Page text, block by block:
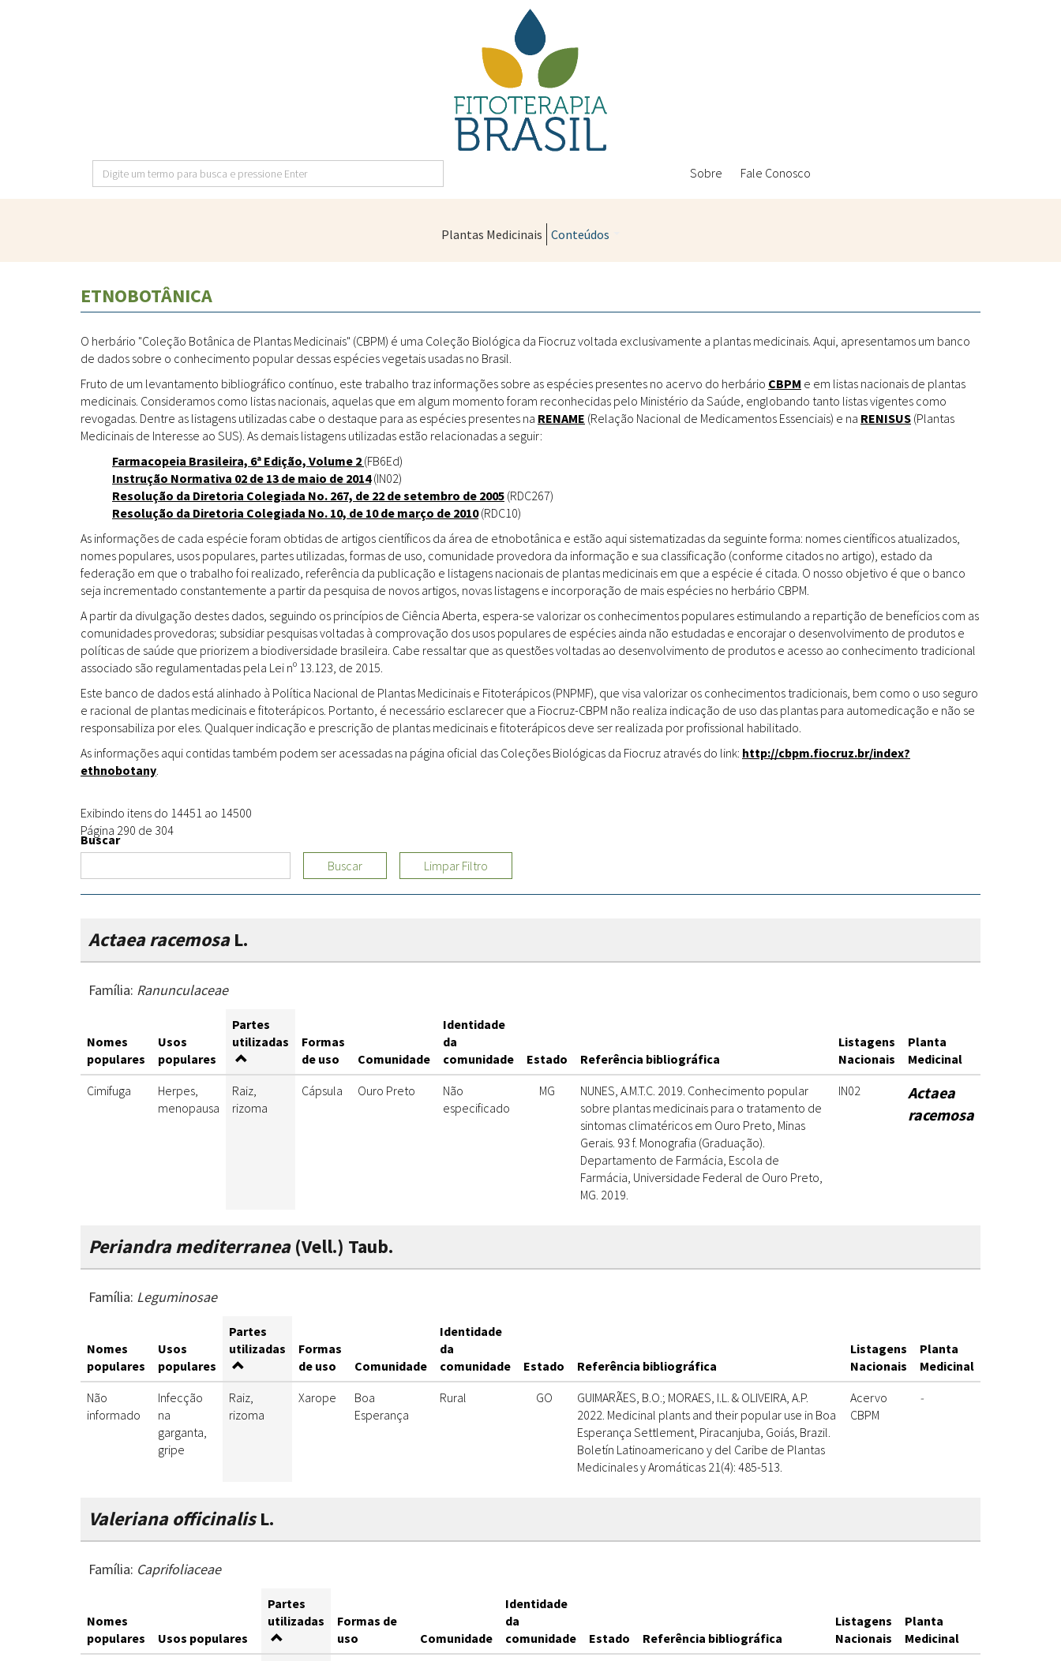
pressione
Enter
Sobre Fale Conosco
Plantas Medicinais Conteúdos
Sanitárias
Políticas
Metodologias
Farmácias Vivas
Medicinais
Conceitos
Livros
Periódicos
Produções Acadêmicas
Todos
Grupos de Pesquisa
Sementes, Mudas &
Plantas
Produto & Indústria Padrões
Fitoterápicos
Educação & Arte
Sites
ETNOBOTÂNICA
O herbário "Coleção Botânica de Plantas Medicinais" (CBPM) é uma Coleção Biológica da Fiocruz voltada exclusivamente a plantas medicinais. Aqui, apresentamos um banco
de dados sobre o conhecimento popular dessas espécies vegetais usadas no Brasil.
Fruto de um levantamento bibliográfico contínuo, este trabalho traz informações sobre as espécies presentes no acervo do herbário CBPM e em listas nacionais de plantas
medicinais. Consideramos como listas nacionais, aquelas que em algum momento foram reconhecidas pelo Ministério da Saúde, englobando tanto listas vigentes como
revogadas. Dentre as listagens utilizadas cabe o destaque para as espécies presentes na RENAME (Relação Nacional de Medicamentos Essenciais) e na RENISUS (Plantas
Medicinais de Interesse ao SUS). As demais listagens utilizadas estão relacionadas a seguir:
Farmacopeia Brasileira, 6ª Edição, Volume 2 (FB6Ed)
Instrução Normativa 02 de 13 de maio de 2014(IN02)
Resolução da Diretoria Colegiada No. 267, de 22 de setembro de 2005 (RDC267)
Resolução da Diretoria Colegiada No. 10, de 10 de março de 2010(RDC10)
As informações de cada espécie foram obtidas de artigos científicos da área de etnobotânica e estão aqui sistematizadas da seguinte forma: nomes científicos atualizados,
nomes populares, usos populares, partes utilizadas, formas de uso, comunidade provedora da informação e sua classificação (conforme citados no artigo), estado da
federação em que o trabalho foi realizado, referência da publicação e listagens nacionais de plantas medicinais em que a espécie é citada. O nosso objetivo é que o banco
seja incrementado constantemente a partir da pesquisa de novos artigos, novas listagens e incorporação de mais espécies no herbário CBPM.
A partir da divulgação destes dados, seguindo os princípios de Ciência Aberta, espera-se valorizar os conhecimentos populares estimulando a repartição de benefícios com as
comunidades provedoras; subsidiar pesquisas voltadas à comprovação dos usos populares de espécies ainda não estudadas e encorajar o desenvolvimento de produtos e
políticas de saúde que priorizem a biodiversidade brasileira. Cabe ressaltar que as questões voltadas ao desenvolvimento de produtos e acesso ao conhecimento tradicional
associado são regulamentadas pela Lei nº 13.123, de 2015.
Este banco de dados está alinhado à Política Nacional de Plantas Medicinais e Fitoterápicos (PNPMF), que visa valorizar os conhecimentos tradicionais, bem como o uso seguro
e racional de plantas medicinais e fitoterápicos. Portanto, é necessário esclarecer que a Fiocruz-CBPM não realiza indicação de uso das plantas para automedicação e não se
responsabiliza por eles. Qualquer indicação e prescrição de plantas medicinais e fitoterápicos deve ser realizada por profissional habilitado.
As informações aqui contidas também podem ser acessadas na página oficial das Coleções Biológicas da Fiocruz através do link: http://cbpm.fiocruz.br/index?
ethnobotany.
Exibindo itens do 14451 ao 14500
Página 290 de 304
Buscar
Buscar
Limpar Filtro
Actaea racemosaL.
Família: Ranunculaceae
Nomes
populares
Usos
populares
Partes
utilizadas
Formas
de uso
Comunidade
Identidade
da
comunidade
Estado Referência bibliográfica
Listagens
Nacionais
Planta
Medicinal
Cimifuga
Herpes,
menopausa
Raiz,
rizoma
Cápsula Ouro Preto
Não
especificado
MG
NUNES, A.M.T.C. 2019. Conhecimento popular
sobre plantas medicinais para o tratamento de
sintomas climatéricos em Ouro Preto, Minas
Gerais. 93 f. Monografia (Graduação).
Departamento de Farmácia, Escola de
Farmácia, Universidade Federal de Ouro Preto,
MG. 2019.
IN02
Actaea
racemosa
Periandra mediterranea(Vell.) Taub.
Família: Leguminosae
Nomes
populares
Usos
populares
Partes
utilizadas
Formas
de uso
Comunidade
Identidade
da
comunidade
Estado Referência bibliográfica
Listagens
Nacionais
Planta
Medicinal
Não
informado
Infecção
na
garganta,
gripe
Raiz,
rizoma
Xarope
Boa
Esperança
Rural GO
GUIMARÃES, B.O.; MORAES, I.L. & OLIVEIRA, A.P.
2022. Medicinal plants and their popular use in Boa
Esperança Settlement, Piracanjuba, Goiás, Brazil.
Boletín Latinoamericano y del Caribe de Plantas
Medicinales y Aromáticas 21(4): 485-513.
Acervo
CBPM
-
Valeriana officinalisL.
Família: Caprifoliaceae
Nomes
populares
Usos populares
Partes
utilizadas
Formas de
uso
Comunidade
Identidade
da
comunidade
Estado Referência bibliográfica
Listagens
Nacionais
Planta
Medicinal